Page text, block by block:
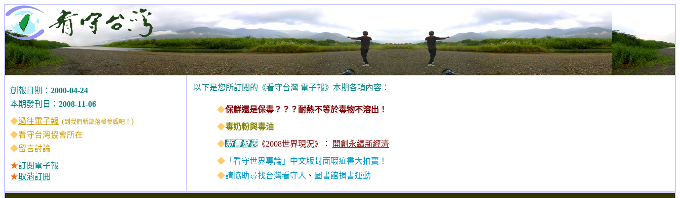
創報日期 ： 2000-04-24
本期發刊日： 2008-11-06
◆過往電子報 (到我們新部落格參觀吧！ )
◆看守台灣協會所在
◆留言討論
★訂閱電子報
★取消訂閱
以下是您所訂閱的《看守台灣 電子報》本期各項內容 ：
◆保鮮還是保毒？？？耐熱不等於毒物不溶出！
◆毒奶粉與毒油
◆新書發表 《2008世界現況》：
開創永續新經濟
◆ 「看守世界專論」中文版封面瑕疵書大拍賣！
◆請協助尋找台灣看守人 、 圖書館捐書運動